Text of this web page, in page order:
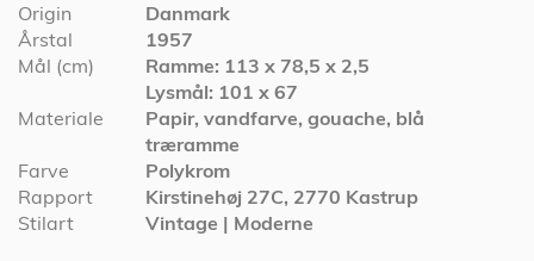
Origin
Danmark
Årstal
1957
Mål (cm)
Ramme: 113 x 78,5 x 2,5
Lysmål: 101 x 67
Materiale
Papir, vandfarve, gouache, blå
træramme
Farve
Polykrom
Rapport
Kirstinehøj 27C, 2770 Kastrup
Stilart
Vintage | Moderne